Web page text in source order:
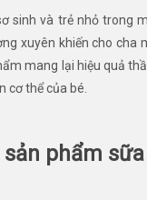
sinh và trẻ nhỏ trong
xuyên khiến cho
mang lại hiệu quả
cơ thể của bé.
phẩm